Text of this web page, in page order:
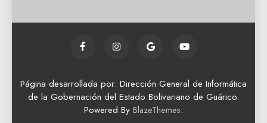
Página desarrollada por: Dirección General de Informática
de la Gobernación del Estado Bolivariano de Guárico.
Powered By BlazeThemes.